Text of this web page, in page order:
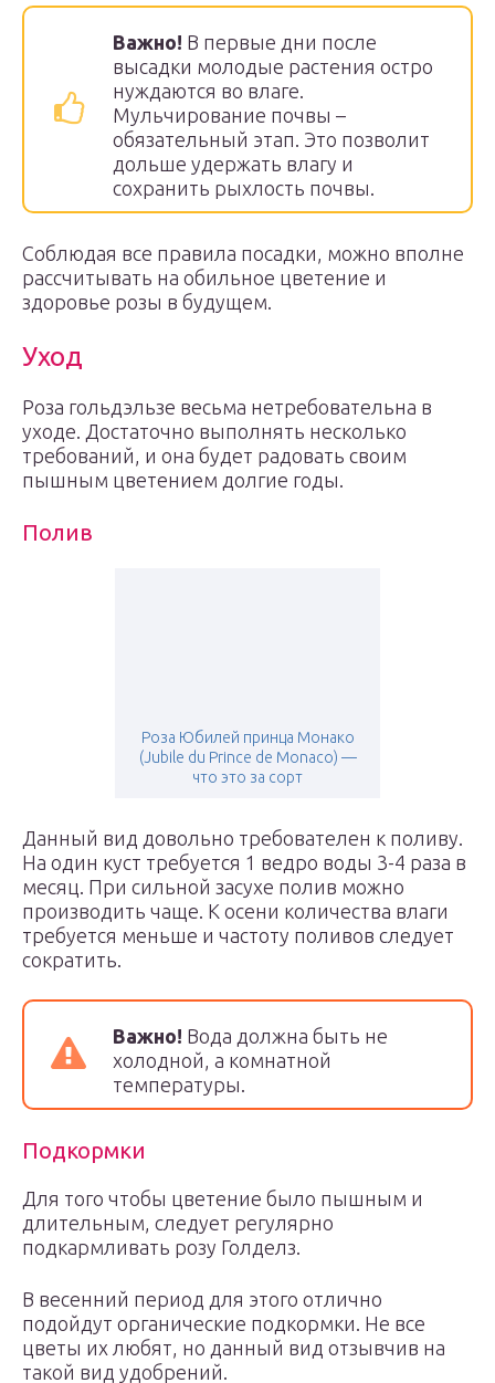
Важно! В первые дни после
высадки молодые растения остро
нуждаются во влаге.
Мульчирование почвы –
обязательный этап. Это позволит
дольше удержать влагу и
сохранить рыхлость почвы.
Соблюдая все правила посадки, можно вполне
рассчитывать на обильное цветение и
здоровье розы в будущем.
Уход
Роза гольдэльзе весьма нетребовательна в
уходе. Достаточно выполнять несколько
требований, и она будет радовать своим
пышным цветением долгие годы.
Полив
Роза Юбилей принца Монако
(Jubile du Prince de Monaco) —
что это за сорт
Данный вид довольно требователен к поливу.
На один куст требуется 1 ведро воды 3-4 раза в
месяц. При сильной засухе полив можно
производить чаще. К осени количества влаги
требуется меньше и частоту поливов следует
сократить.
Важно! Вода должна быть не
холодной, а комнатной
температуры.
Подкормки
Для того чтобы цветение было пышным и
длительным, следует регулярно
подкармливать розу Голделз.
В весенний период для этого отлично
подойдут органические подкормки. Не все
цветы их любят, но данный вид отзывчив на
такой вид удобрений.